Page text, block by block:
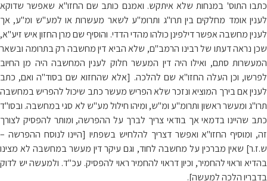
כתבו התוס' במנחות שלא איתקש. ואמנם כותב שם החזו"א שאפשר שדוקא
לענין אומד מחלקים בין תרו"ג ותרומ"ע לשאר מעשרות או למע"ש ומ"ע, אך
לענין מחשבה אפשר דילפינן כולהו מהדי הדדי. והוסיף שם מרן החזון איש זיע"א,
שכן נראה דעתו של רבינו הרמב"ם, שלא הביא דין מחשבה רק בתרומה ובשאר
המעשרות סתם, ואילו היה דין המעשר חלוק לענין המחשבה היה מן החיוב
לפרשו, וכן העלה החזו"א שם להלכה. [אלא שהחזוא שם בסוד"ה ואם, כתב
לענין אם בירך המוציא ונזכר שלא הפריש מעשר כתב שיכול להפריש במחשבה
תרו"ג ומעשר ראשון ותרומ"ע ומ"ש, ומיהו חילול מע"ש לא סגי במחשבה. ובסו"ד
כתב שהיינו בדמאי אך בודאי צריך לברך על ההפרשה, ומותר להפסיק לצורך
זה, ומוסיף החזו"א ואפשר דצריך להלחיש בשפתיו [היינו לנוסח ההפרשה –
ש.ז.ר] שאין מברכין על מחשבה לחוד, וגם עיקר דין מעשר במחשבה לא מצינו
בהדיא וראוי להחמיר, וכיון דראוי להחמיר ראוי להפסיק. עכ"ד. ולמעשה יש לדוק
בדבריו הלכה למעשה].